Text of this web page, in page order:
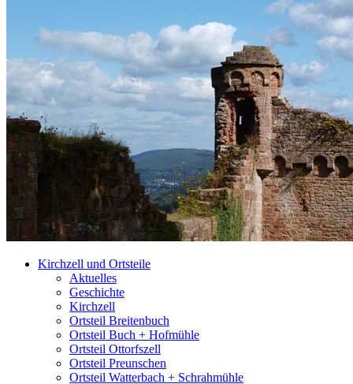
Kirchzell und Ortsteile
Aktuelles
Geschichte
Kirchzell
Ortsteil Breitenbuch
Ortsteil Buch + Hofmühle
Ortsteil Ottorfszell
Ortsteil Preunschen
Ortsteil Watterbach + Schrahmühle